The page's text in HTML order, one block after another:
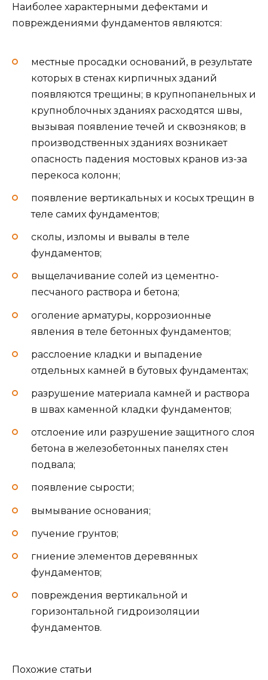
Наиболее характерными дефектами и
повреждениями фундаментов являются:
местные просадки оснований, в результате
которых в стенах кирпичных зданий
появляются трещины; в крупнопанельных и
крупноблочных зданиях расходятся швы,
вызывая появление течей и сквозняков; в
производственных зданиях возникает
опасность падения мостовых кранов из-за
перекоса колонн;
появление вертикальных и косых трещин в
теле самих фундаментов;
сколы, изломы и вывалы в теле
фундаментов;
выщелачивание солей из цементно-
песчаного раствора и бетона;
оголение арматуры, коррозионные
явления в теле бетонных фундаментов;
расслоение кладки и выпадение
отдельных камней в бутовых фундаментах;
разрушение материала камней и раствора
в швах каменной кладки фундаментов;
отслоение или разрушение защитного слоя
бетона в железобетонных панелях стен
подвала;
появление сырости;
вымывание основания;
пучение грунтов;
гниение элементов деревянных
фундаментов;
повреждения вертикальной и
горизонтальной гидроизоляции
фундаментов.
Похожие статьи